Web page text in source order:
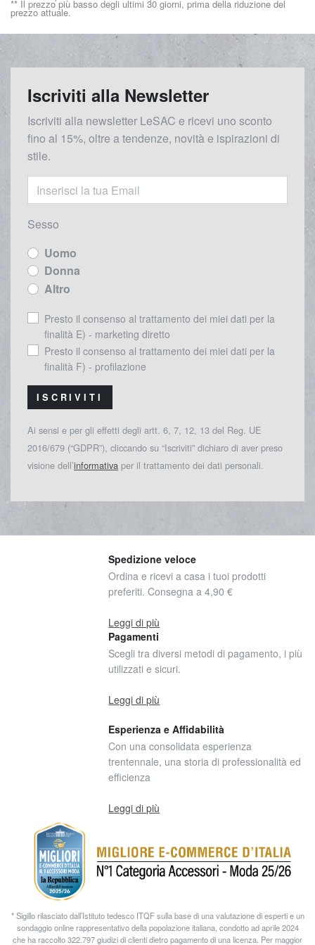
** Il prezzo più basso degli ultimi 30 giorni, prima della riduzione del
prezzo attuale.
Iscriviti alla Newsletter
Iscriviti alla newsletter LeSAC e ricevi uno sconto
fino al 15%, oltre a tendenze, novità e ispirazioni di
stile.
Sesso
Uomo
Donna
Altro
Presto il consenso al trattamento dei miei dati per la
finalità E) - marketing diretto
Presto il consenso al trattamento dei miei dati per la
finalità F) - profilazione
ISCRIVITI
Ai sensi e per gli effetti degli artt. 6, 7, 12, 13 del Reg. UE
2016/679 (“GDPR”), cliccando su “Iscriviti” dichiaro di aver preso
visione dell’informativa per il trattamento dei dati personali.
Spedizione veloce
Ordina e ricevi a casa i tuoi prodotti
preferiti. Consegna a 4,90 €
Leggi di più
Pagamenti
Scegli tra diversi metodi di pagamento, i più
utilizzati e sicuri.
Leggi di più
Esperienza e Affidabilità
Con una consolidata esperienza
trentennale, una storia di professionalità ed
efficienza
Leggi di più
* Sigillo rilasciato dall’Istituto tedesco ITQF sulla base di una valutazione di esperti e un
sondaggio online rappresentativo della popolazione italiana, condotto ad aprile 2024
che ha raccolto 322.797 giudizi di clienti dietro pagamento di una licenza. Per maggior